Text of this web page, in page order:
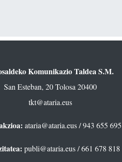
Komunikazio Taldea S.M.
San Esteban, 20 Tolosa 20400
tkt@ataria.eus
ataria@ataria.eus/ 943 655 695
publi@ataria.eus/ 661 678 818